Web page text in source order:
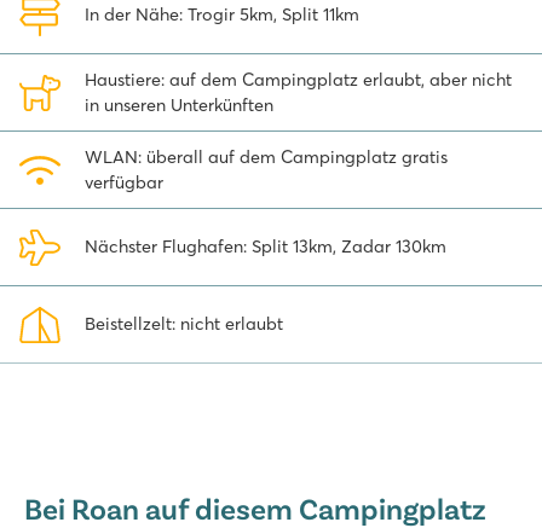
In der Nähe: Trogir 5km, Split 11km
Haustiere: auf dem Campingplatz erlaubt, aber nicht
in unseren Unterkünften
WLAN: überall auf dem Campingplatz gratis
verfügbar
Nächster Flughafen: Split 13km, Zadar 130km
Beistellzelt: nicht erlaubt
Bei Roan auf diesem Campingplatz